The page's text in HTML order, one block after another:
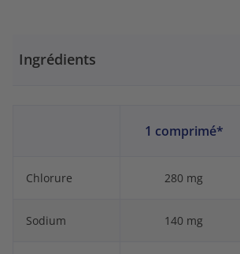
Ingrédients
1 comprimé*
Chlorure 280 mg
Sodium 140 mg